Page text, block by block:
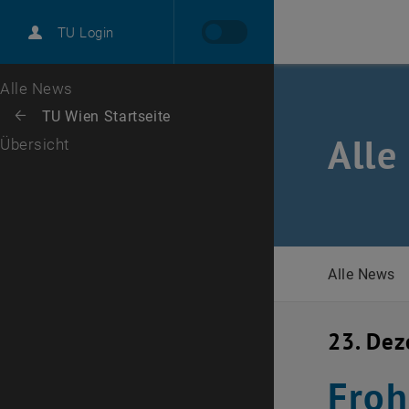
TU Login
Karriere
Zur 1. Menü Ebene
Alle News
Zurück: Subseiten von TU Wien Startseite auflisten
Zurück zur letzten Ebene:
TU Wien Startseite
Übersicht Alle
Alle News
23.